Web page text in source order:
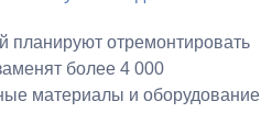
планируют отремонтировать
более 4 000
материалы и оборудование